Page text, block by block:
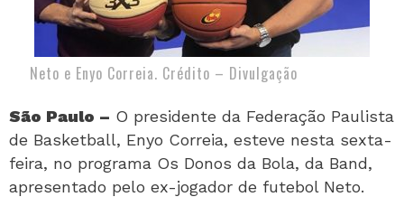
Neto e Enyo Correia. Crédito – Divulgação
São Paulo – O presidente da Federação Paulista
de Basketball, Enyo Correia, esteve nesta sexta-
feira, no programa Os Donos da Bola, da Band,
apresentado pelo ex-jogador de futebol Neto.